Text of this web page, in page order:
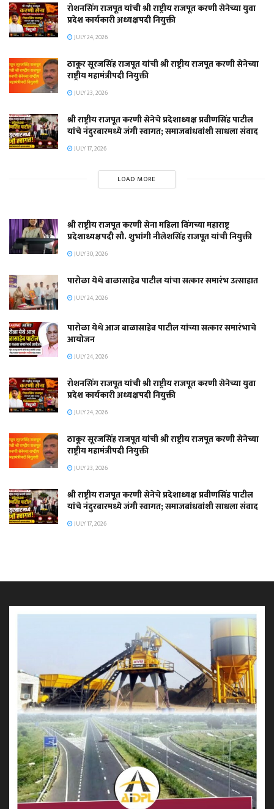
रोशनसिंग राजपूत यांची श्री राष्ट्रीय राजपूत करणी सेनेच्या युवा
प्रदेश कार्यकारी अध्यक्षपदी नियुक्ती
JULY 24, 2026
ठाकूर सूरजसिंह राजपूत यांची श्री राष्ट्रीय राजपूत करणी सेनेच्या
राष्ट्रीय महामंत्रीपदी नियुक्ती
JULY 23, 2026
श्री राष्ट्रीय राजपूत करणी सेनेचे प्रदेशाध्यक्ष प्रवीणसिंह पाटील
यांचे नंदुरबारमध्ये जंगी स्वागत; समाजबांधवांशी साधला संवाद
JULY 17, 2026
LOAD MORE
श्री राष्ट्रीय राजपूत करणी सेना महिला विंगच्या महाराष्ट्र
प्रदेशाध्यक्षपदी सौ. शुभांगी नीलेशसिंह राजपूत यांची नियुक्ती
JULY 30, 2026
पारोळा येथे बाळासाहेब पाटील यांचा सत्कार समारंभ उत्साहात
JULY 24, 2026
पारोळा येथे आज बाळासाहेब पाटील यांच्या सत्कार समारंभाचे
आयोजन
JULY 24, 2026
रोशनसिंग राजपूत यांची श्री राष्ट्रीय राजपूत करणी सेनेच्या युवा
प्रदेश कार्यकारी अध्यक्षपदी नियुक्ती
JULY 24, 2026
ठाकूर सूरजसिंह राजपूत यांची श्री राष्ट्रीय राजपूत करणी सेनेच्या
राष्ट्रीय महामंत्रीपदी नियुक्ती
JULY 23, 2026
श्री राष्ट्रीय राजपूत करणी सेनेचे प्रदेशाध्यक्ष प्रवीणसिंह पाटील
यांचे नंदुरबारमध्ये जंगी स्वागत; समाजबांधवांशी साधला संवाद
JULY 17, 2026